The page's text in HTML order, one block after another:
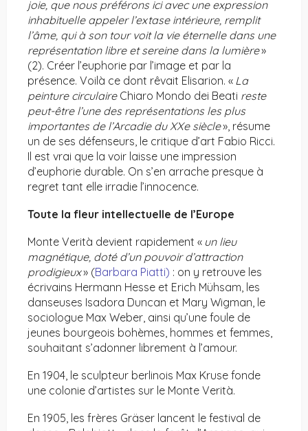
joie, que nous préférons ici avec une expression
inhabituelle appeler l’extase intérieure, remplit
l’âme, qui à son tour voit la vie éternelle dans une
représentation libre et sereine dans la lumière»
(2). Créer l’euphorie par l’image et par la
présence. Voilà ce dont rêvait Elisarion. « La
peinture circulaireChiaro Mondo dei Beati reste
peut-être l’une des représentations les plus
importantes de l’Arcadie du XXe siècle», résume
un de ses défenseurs, le critique d’art Fabio Ricci.
Il est vrai que la voir laisse une impression
d’euphorie durable. On s’en arrache presque à
regret tant elle irradie l’innocence.
Toute la fleur intellectuelle de l’Europe
Monte Verità devient rapidement « un lieu
magnétique, doté d’un pouvoir d’attraction
prodigieux» (Barbara Piatti) : on y retrouve les
écrivains Hermann Hesse et Erich Mühsam, les
danseuses Isadora Duncan et Mary Wigman, le
sociologue Max Weber, ainsi qu’une foule de
jeunes bourgeois bohèmes, hommes et femmes,
souhaitant s’adonner librement à l’amour.
En 1904, le sculpteur berlinois Max Kruse fonde
une colonie d’artistes sur le Monte Verità.
En 1905, les frères Gräser lancent le festival de